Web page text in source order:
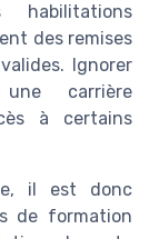
habilitations
des remises
Ignorer
carrière
à certains
il est donc
de formation